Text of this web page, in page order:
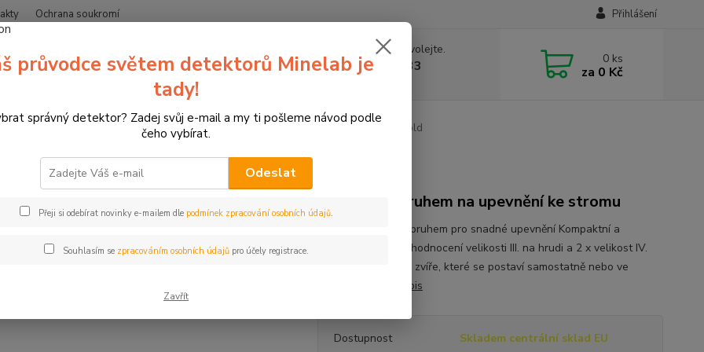
Ochrana soukromí Přihlášení
Hledat
Nevíte si rady? Zavolejte.
+420774877333 0 ks
za 0 Kč
pro sportovní lukostřelbu 3D terče Leitold 3D terč mýval. popruh, terč Leitold
mýval. popruh, terč Leitold
Mýval s popruhem na upevnění ke stromu
3D terč mýval s popruhem pro snadné upevnění Kompaktní a
všestranný - zóna hodnocení velikosti III. na hrudi a 2 x velikost IV.
na bocích. Toto 3D zvíře, které se postaví samostatně nebo ve
celý popis
Dostupnost Skladem centrální sklad EU
průvodce světem detektorů Minelab je
tady!
správný detektor? Zadej svůj e-mail a my ti pošleme návod podle
čeho vybírat.
Odeslat
Přeji si odebírat novinky e-mailem dle podmínek zpracování osobních údajů.
Souhlasím se zpracováním osobních údajůpro účely registrace.
Zavřít